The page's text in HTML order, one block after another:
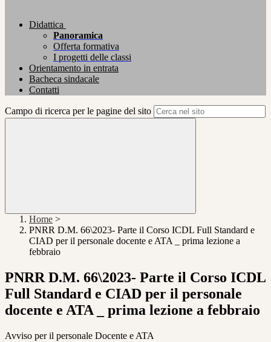
Didattica
Panoramica
Offerta formativa
I progetti delle classi
Orientamento in entrata
Bacheca sindacale
Contatti
Campo di ricerca per le pagine del sito
Home >
PNRR D.M. 66\2023- Parte il Corso ICDL Full Standard e
CIAD per il personale docente e ATA _ prima lezione a
febbraio
PNRR D.M. 66\2023- Parte il Corso ICDL
Full Standard e CIAD per il personale
docente e ATA _ prima lezione a febbraio
Avviso per il personale Docente e ATA